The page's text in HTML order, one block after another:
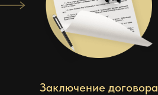
Заключение договора